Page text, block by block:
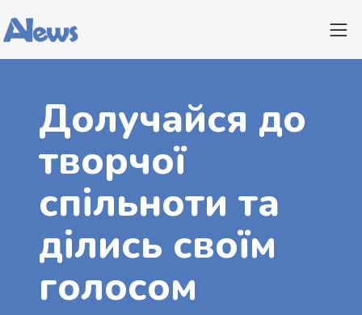
Долучайся до
творчої
спільноти та
ділись своїм
голосом